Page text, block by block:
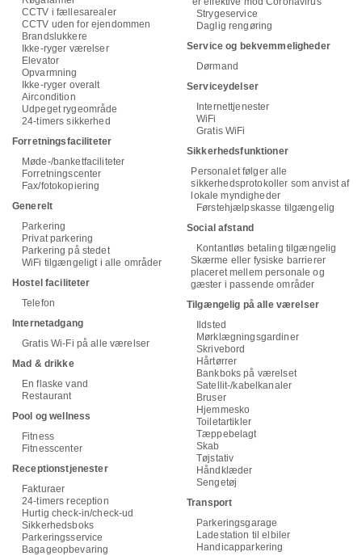
CCTV i fællesarealer
CCTV uden for ejendommen
Brandslukkere
Ikke-ryger værelser
Elevator
Opvarmning
Ikke-ryger overalt
Aircondition
Udpeget rygeområde
24-timers sikkerhed
Forretningsfaciliteter
Møde-/banketfaciliteter
Forretningscenter
Fax/fotokopiering
Generelt
Parkering
Privat parkering
Parkering på stedet
WiFi tilgængeligt i alle områder
Hostel faciliteter
Telefon
Internetadgang
Gratis Wi-Fi på alle værelser
Mad & drikke
En flaske vand
Restaurant
Pool og wellness
Fitness
Fitnesscenter
Receptionstjenester
Fakturaer
24-timers reception
Hurtig check-in/check-ud
Sikkerhedsboks
Parkeringsservice
Bagageopbevaring
Strygeservice
Daglig rengøring
Service og bekvemmeligheder
Dørmand
Serviceydelser
Internettjenester
WiFi
Gratis WiFi
Sikkerhedsfunktioner
Personalet følger alle
sikkerhedsprotokoller som anvist af
lokale myndigheder
Førstehjælpskasse tilgængelig
Social afstand
Kontantløs betaling tilgængelig
Skærme eller fysiske barrierer
placeret mellem personale og
gæster i passende områder
Tilgængelig på alle værelser
Ildsted
Mørklægningsgardiner
Skrivebord
Hårtørrer
Bankboks på værelset
Satellit-/kabelkanaler
Bruser
Hjemmesko
Toiletartikler
Tæppebelagt
Skab
Tøjstativ
Håndklæder
Sengetøj
Transport
Parkeringsgarage
Ladestation til elbiler
Handicapparkering